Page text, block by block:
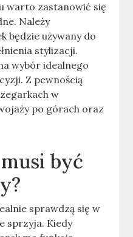
warto zastanowić się
Należy
będzie używany do
stylizacji.
wybór idealnego
Z pewnością
w
po górach oraz
być
sprawdzą się w
sprzyja. Kiedy